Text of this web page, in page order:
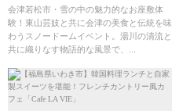
ードームお座敷体験
会津若松市・雪の中の魅力的なお座敷体
験！東山芸妓と共に会津の美食と伝統を味
わうスノードームイベント。湯川の清流と
共に織りなす物語的な風景で、...